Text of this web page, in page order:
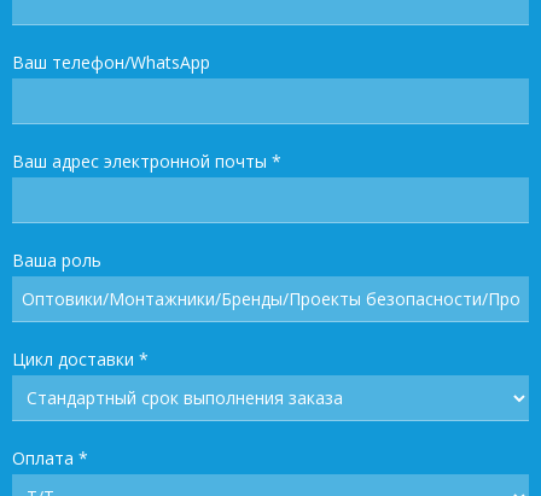
Ваш телефон/WhatsApp
Ваш адрес электронной почты *
Ваша роль
Цикл доставки *
Оплата *